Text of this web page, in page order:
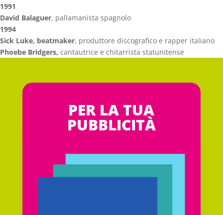
1991
David Balaguer, pallamanista spagnolo
1994
Sick Luke, beatmaker, produttore discografico e rapper italiano
Phoebe Bridgers, cantautrice e chitarrista statunitense
PER LA TUA
PUBBLICITÀ